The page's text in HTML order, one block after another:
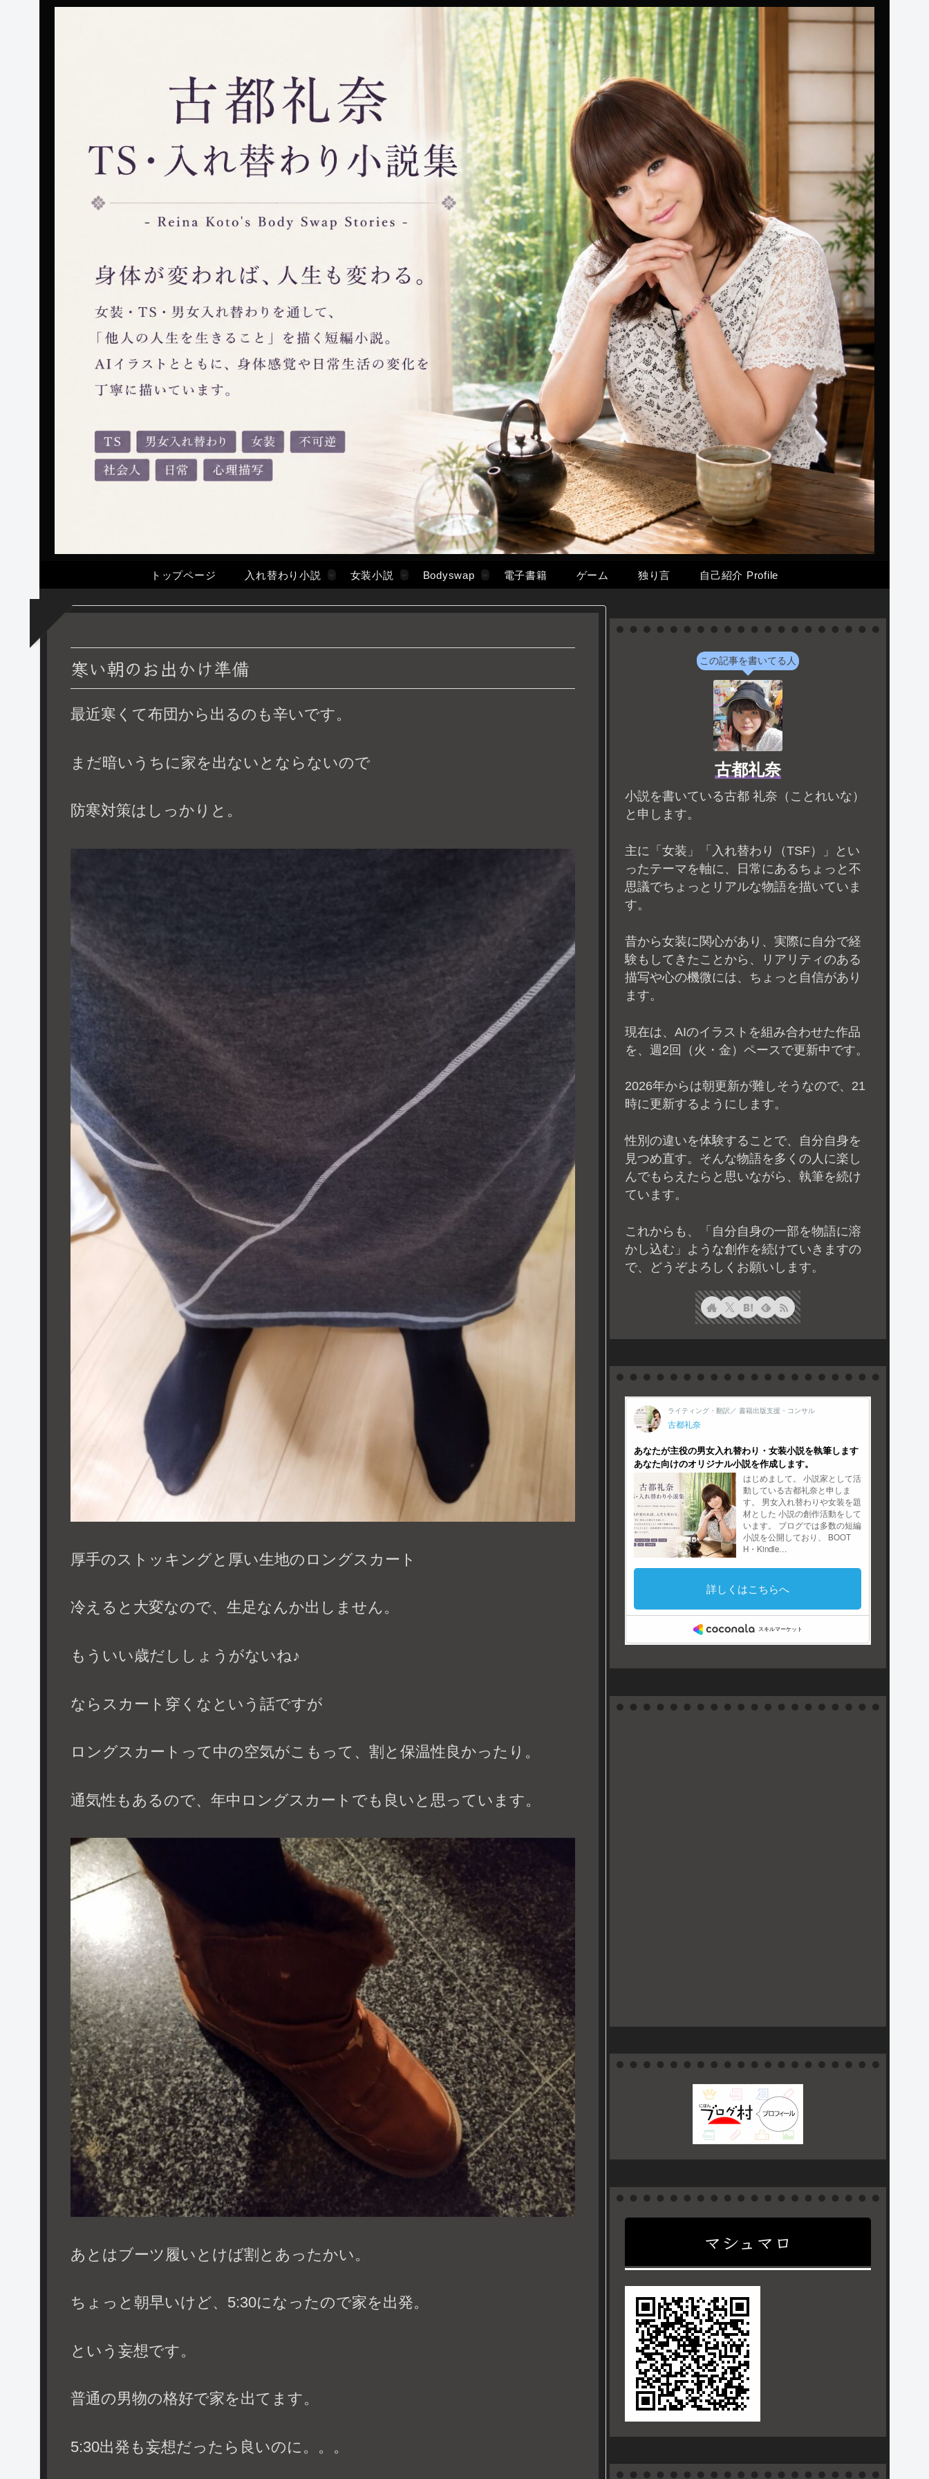
トップページ 入れ替わり小説 女装小説 Bodyswap 電子書籍 ゲーム 独り言 自己紹介 Profile
寒い朝のお出かけ準備
最近寒くて布団から出るのも辛いです。
まだ暗いうちに家を出ないとならないので
防寒対策はしっかりと。
厚手のストッキングと厚い生地のロングスカート
冷えると大変なので、生足なんか出しません。
もういい歳だししょうがないね♪
ならスカート穿くなという話ですが
ロングスカートって中の空気がこもって、割と保温性良かったり。
通気性もあるので、年中ロングスカートでも良いと思っています。
あとはブーツ履いとけば割とあったかい。
ちょっと朝早いけど、5:30になったので家を出発。
という妄想です。
普通の男物の格好で家を出てます。
5:30出発も妄想だったら良いのに。。。
この記事を書いてる人
古都礼奈
小説を書いている古都 礼奈（ことれいな）
と申します。
主に「女装」「入れ替わり（TSF）」とい
ったテーマを軸に、日常にあるちょっと不
思議でちょっとリアルな物語を描いていま
す。
昔から女装に関心があり、実際に自分で経
験もしてきたことから、リアリティのある
描写や心の機微には、ちょっと自信があり
ます。
現在は、AIのイラストを組み合わせた作品
を、週2回（火・金）ペースで更新中です。
2026年からは朝更新が難しそうなので、21
時に更新するようにします。
性別の違いを体験することで、自分自身を
見つめ直す。そんな物語を多くの人に楽し
んでもらえたらと思いながら、執筆を続け
ています。
これからも、「自分自身の一部を物語に溶
かし込む」ような創作を続けていきますの
で、どうぞよろしくお願いします。
マシュマロ